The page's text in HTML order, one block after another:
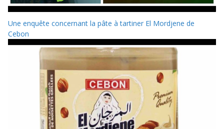
Une enquête concernant la pâte à tartiner El Mordjene de
Cebon